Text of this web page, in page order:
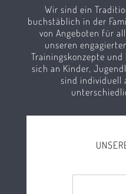
Wir sind ein
buchstäblich in der
von Angeboten für
unseren
Trainingskonzepte
sich an Kinder,
sind individuell